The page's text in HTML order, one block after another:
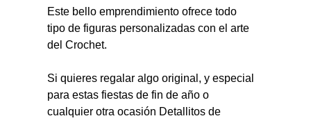
Este bello emprendimiento ofrece todo
tipo de figuras personalizadas con el arte
del Crochet.
Si quieres regalar algo original, y especial
para estas fiestas de fin de año o
cualquier otra ocasión Detallitos de